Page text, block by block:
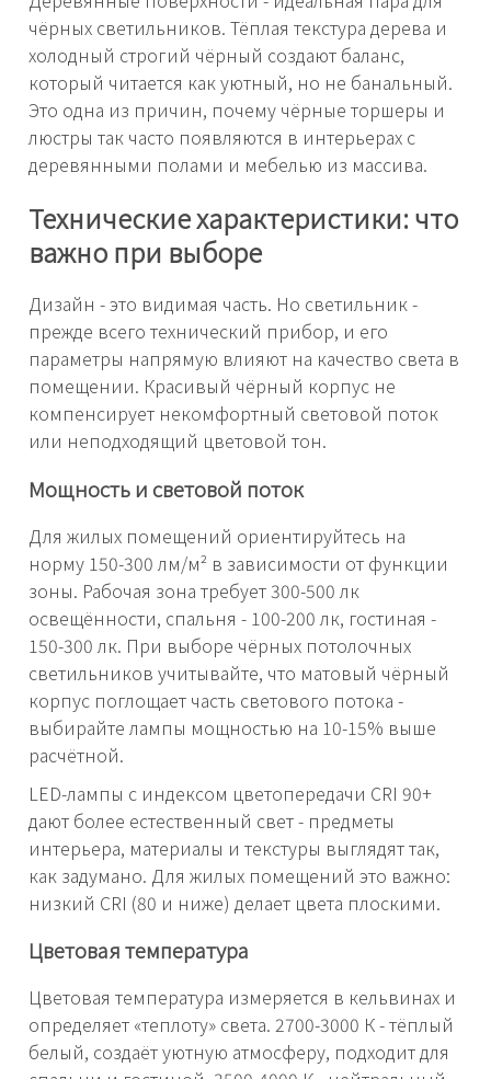
чёрных светильников. Тёплая текстура дерева и
холодный строгий чёрный создают баланс,
который читается как уютный, но не банальный.
Это одна из причин, почему чёрные торшеры и
люстры так часто появляются в интерьерах с
деревянными полами и мебелью из массива.
Технические характеристики: что
важно при выборе
Дизайн - это видимая часть. Но светильник -
прежде всего технический прибор, и его
параметры напрямую влияют на качество света в
помещении. Красивый чёрный корпус не
компенсирует некомфортный световой поток
или неподходящий цветовой тон.
Мощность и световой поток
Для жилых помещений ориентируйтесь на
норму 150-300 лм/м² в зависимости от функции
зоны. Рабочая зона требует 300-500 лк
освещённости, спальня - 100-200 лк, гостиная -
150-300 лк. При выборе чёрных потолочных
светильников учитывайте, что матовый чёрный
корпус поглощает часть светового потока -
выбирайте лампы мощностью на 10-15% выше
расчётной.
LED-лампы с индексом цветопередачи CRI 90+
дают более естественный свет - предметы
интерьера, материалы и текстуры выглядят так,
как задумано. Для жилых помещений это важно:
низкий CRI (80 и ниже) делает цвета плоскими.
Цветовая температура
Цветовая температура измеряется в кельвинах и
определяет «теплоту» света. 2700-3000 К - тёплый
белый, создаёт уютную атмосферу, подходит для